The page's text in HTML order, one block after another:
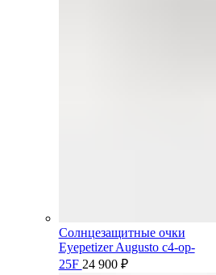
Солнцезащитные очки
Eyepetizer Augusto c4-op-
25F 24 900 ₽